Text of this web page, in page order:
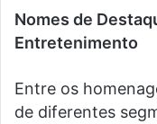
Nomes de
Entretenimento
Entre os
de diferentes